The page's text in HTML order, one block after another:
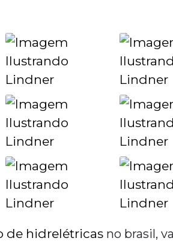
de hidrelétricas no brasil,